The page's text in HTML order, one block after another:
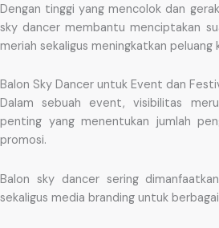
Dengan tinggi yang mencolok dan
sky dancer membantu menciptakan
meriah sekaligus meningkatkan peluang
Balon Sky Dancer untuk Event dan
Dalam sebuah event, visibilitas
penting yang menentukan jumlah
promosi.
Balon sky dancer sering
sekaligus media branding untuk